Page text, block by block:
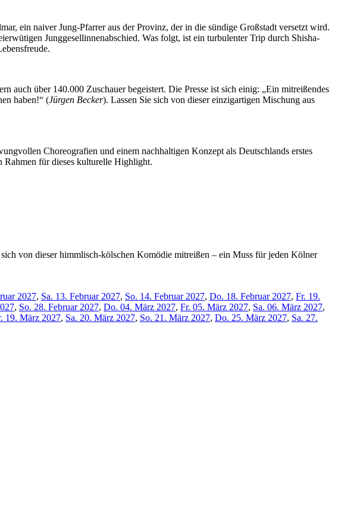
ein naiver Jung-Pfarrer aus der Provinz, der in die sündige Großstadt versetzt wird.
Junggesellinnenabschied. Was folgt, ist ein turbulenter Trip durch Shisha-
auch über 140.000 Zuschauer begeistert. Die Presse ist sich einig: „Ein mitreißendes
haben!“ (Jürgen Becker). Lassen Sie sich von dieser einzigartigen Mischung aus
Choreografien und einem nachhaltigen Konzept als Deutschlands erstes
für dieses kulturelle Highlight.
von dieser himmlisch-kölschen Komödie mitreißen – ein Muss für jeden Kölner
2027, Sa. 13. Februar 2027, So. 14. Februar 2027, Do. 18. Februar 2027, Fr. 19.
, So. 28. Februar 2027, Do. 04. März 2027, Fr. 05. März 2027, Sa. 06. März 2027,
19. März 2027, Sa. 20. März 2027, So. 21. März 2027, Do. 25. März 2027, Sa. 27.